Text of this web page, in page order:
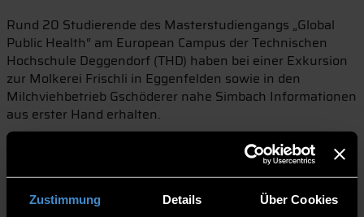
Zustimmung Details Über Cookies
Rund 20 Studierende des Masterstudiengangs „Global
Public Health“ am European Campus der Technischen
Hochschule Deggendorf (THD) haben bei einer Exkursion
zur Molkerei Frischli in Eggenfelden sowie in den
Milchviehbetrieb Gschöderer nahe Simbach Informationen
aus erster Hand erhalten.
In der Molkerei erklärte die Qualitätsmanagement-
Beauftragte, Elke Zauner, der Besuchergruppe die
Produktionsabläufe. Dazu zählen hohe Standards bei der
Hygiene inklusive der ständigen Überprüfung der
Lebensmittelsicherheit, kurz HACCP genannt.